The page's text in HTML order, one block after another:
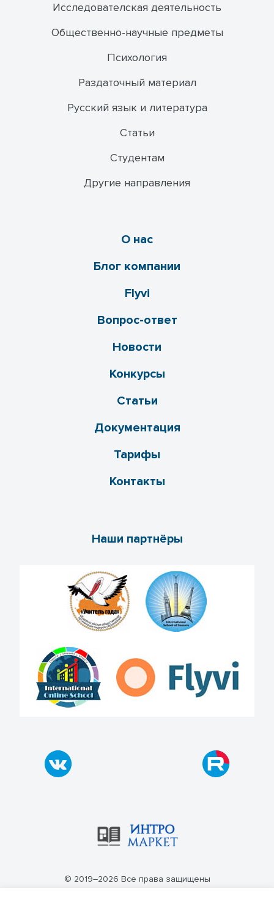
Исследователская деятельность
Общественно-научные предметы
Психология
Раздаточный материал
Русский язык и литература
Статьи
Студентам
Другие направления
О нас
Блог компании
Flyvi
Вопрос-ответ
Новости
Конкурсы
Статьи
Документация
Тарифы
Контакты
Наши партнёры
© 2019–2026 Все права защищены